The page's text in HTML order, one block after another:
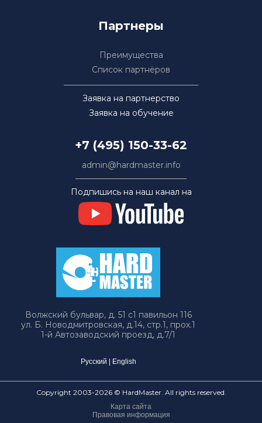
Партнеры
Преимущества
Список партнёров
Заявка на партнерство
Заявка на обучение
+7 (495) 150-33-62
admin@hardmaster.info
Подпишись на наш канал на
Волжский бульвар, д. 51 с1 павильон 116
ул. Б. Новодмитровская, д.14, стр.1, прох.1
1-й Автозаводский проезд, д.7/1
Русский English
Copyright 2003-2026 © HardMaster. All rights reserved.
Карта сайта
Правовая информация